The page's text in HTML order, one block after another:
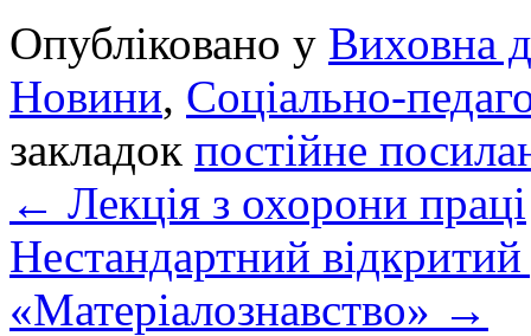
Опубліковано у Виховна
Новини, Соціально-
закладок постійне
← Лекція з охорони праці
Нестандартний
«Матеріалознавство» →